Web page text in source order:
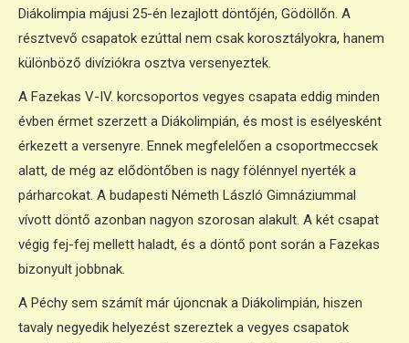
Diákolimpia májusi 25-én lezajlott döntőjén, Gödöllőn. A
résztvevő csapatok ezúttal nem csak korosztályokra, hanem
különböző divíziókra osztva versenyeztek.
A Fazekas V-IV. korcsoportos vegyes csapata eddig minden
évben érmet szerzett a Diákolimpián, és most is esélyesként
érkezett a versenyre. Ennek megfelelően a csoportmeccsek
alatt, de még az elődöntőben is nagy fölénnyel nyerték a
párharcokat. A budapesti Németh László Gimnáziummal
vívott döntő azonban nagyon szorosan alakult. A két csapat
végig fej-fej mellett haladt, és a döntő pont során a Fazekas
bizonyult jobbnak.
A Péchy sem számít már újoncnak a Diákolimpián, hiszen
tavaly negyedik helyezést szereztek a vegyes csapatok